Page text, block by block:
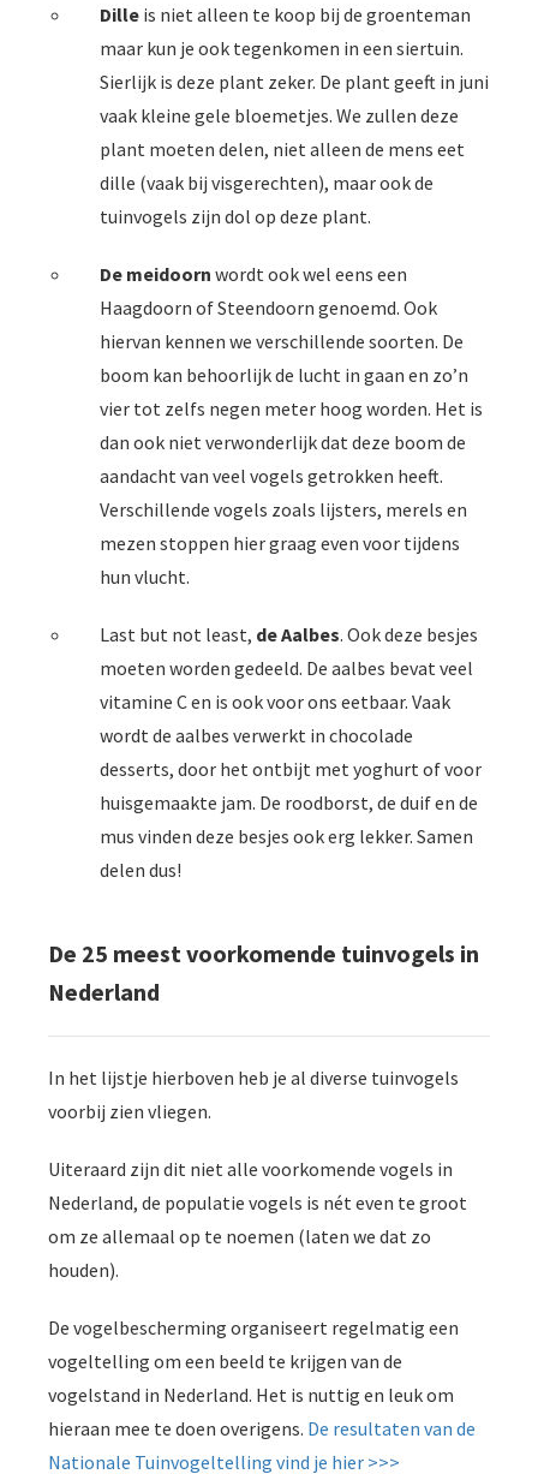
Dille is niet alleen te koop bij de groenteman
maar kun je ook tegenkomen in een siertuin.
Sierlijk is deze plant zeker. De plant geeft in juni
vaak kleine gele bloemetjes. We zullen deze
plant moeten delen, niet alleen de mens eet
dille (vaak bij visgerechten), maar ook de
tuinvogels zijn dol op deze plant.
De meidoorn wordt ook wel eens een
Haagdoorn of Steendoorn genoemd. Ook
hiervan kennen we verschillende soorten. De
boom kan behoorlijk de lucht in gaan en zo’n
vier tot zelfs negen meter hoog worden. Het is
dan ook niet verwonderlijk dat deze boom de
aandacht van veel vogels getrokken heeft.
Verschillende vogels zoals lijsters, merels en
mezen stoppen hier graag even voor tijdens
hun vlucht.
Last but not least, de Aalbes. Ook deze besjes
moeten worden gedeeld. De aalbes bevat veel
vitamine C en is ook voor ons eetbaar. Vaak
wordt de aalbes verwerkt in chocolade
desserts, door het ontbijt met yoghurt of voor
huisgemaakte jam. De roodborst, de duif en de
mus vinden deze besjes ook erg lekker. Samen
delen dus!
De 25 meest voorkomende tuinvogels in
Nederland
In het lijstje hierboven heb je al diverse tuinvogels
voorbij zien vliegen.
Uiteraard zijn dit niet alle voorkomende vogels in
Nederland, de populatie vogels is nét even te groot
om ze allemaal op te noemen (laten we dat zo
houden).
De vogelbescherming organiseert regelmatig een
vogeltelling om een beeld te krijgen van de
vogelstand in Nederland. Het is nuttig en leuk om
hieraan mee te doen overigens. De resultaten van de
Nationale Tuinvogeltelling vind je hier >>>